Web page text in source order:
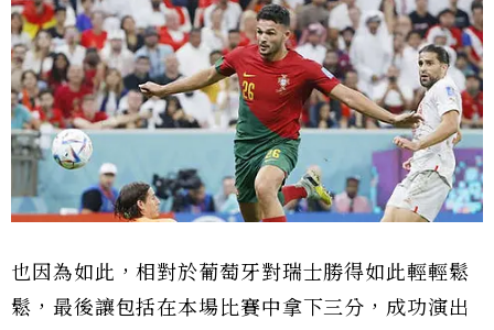
也因為如此，相對於葡萄牙對瑞士勝得如此輕輕鬆
鬆，最後讓包括在本場比賽中拿下三分，成功演出